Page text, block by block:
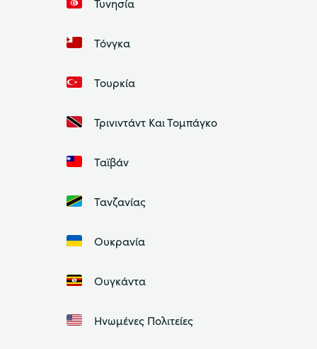
Τόνγκα
Τουρκία
Τρινιντάντ Και Τομπάγκο
Ταϊβάν
Τανζανίας
Ουκρανία
Ουγκάντα
Ηνωμένες Πολιτείες